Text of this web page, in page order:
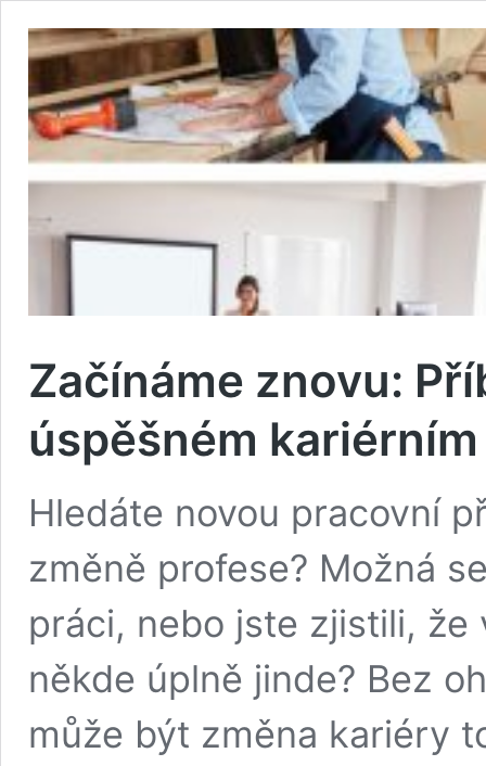
Začínáme znovu:
úspěšném
Hledáte novou pracovní
změně profese? Možná
práci, nebo jste zjistili, že
někde úplně jinde? Bez
může být změna kariéry